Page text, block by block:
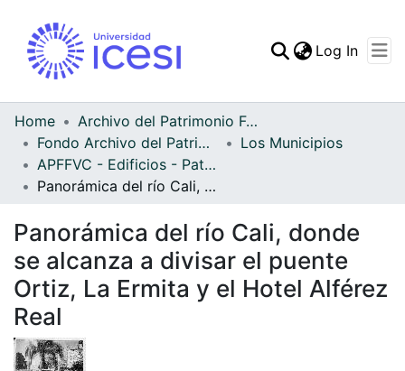
Statistics
Log In
Home
Archivo del Patrimonio Fotográfico y Fílmico del Valle del Cauca
Fondo Archivo del Patrimonio Fotográfico y Fílmico del Valle del Cauca
Los Municipios
APFFVC - Edificios - Patrimonial
Panorámica del río Cali, donde se alcanza a divisar el puente Ortiz, La Ermita y el Hotel Alférez Real
Panorámica del río Cali, donde
se alcanza a divisar el puente
Ortiz, La Ermita y el Hotel Alférez
Real